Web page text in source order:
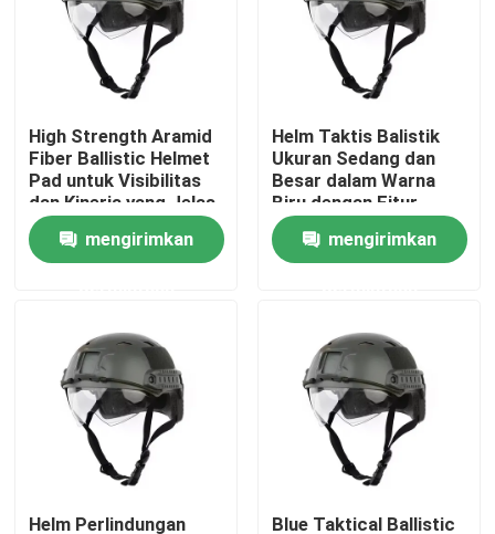
video
Tentang Kami
Tur Pabrik
Kontrol Kualitas
Minta Kutipan
Pakaian Taktis Militer
Rompi anti peluru taktis militer
High Strength Aramid
Fiber Ballistic Helmet
Pad untuk Visibilitas
dan Kinerja yang Jelas
mengirimkan
Helm Taktis Balistik
Ukuran Sedang dan
Besar dalam Warna
Biru dengan Fitur
Tahan Air
mengirimkan
Helm Perlindungan Blue Taktical Ballistic